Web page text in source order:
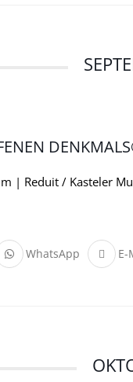
| Reduit / Kasteler
WhatsApp E-